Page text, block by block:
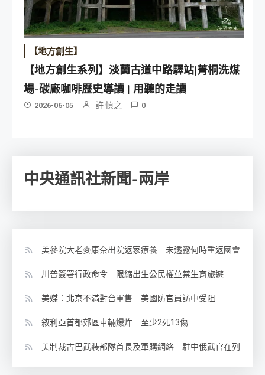
【地方創生】
【地方創生系列】淡蘭古道中路驛站|菁桐洗煤
場-碳廠咖啡歷史導讀 | 用聽的走讀
2026-06-05 許 慎之 0
中央通訊社新聞-兩岸
美參院大老麥康奈出院返家療養 未透露何時重返國會
川普簽署行政命令 限縮出生公民權並禁生育旅遊
美媒：北京不滿對台軍售 美國防官員訪中受阻
敘利亞首都郊區車輛爆炸 至少2死13傷
美制裁古巴武裝部隊首長及軍購網絡 駐中俄武官在列